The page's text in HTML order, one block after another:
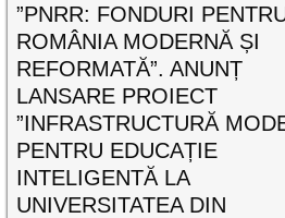
”PNRR: FONDURI
ROMÂNIA MODERNĂ ȘI
REFORMATĂ”. ANUNȚ
LANSARE PROIECT
”INFRASTRUCTURĂ
PENTRU EDUCAȚIE
INTELIGENTĂ LA
UNIVERSITATEA DIN